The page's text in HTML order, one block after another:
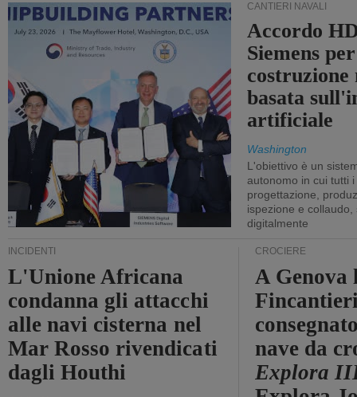
CANTIERI NAVALI
Accordo
Siemens
costruzione
basata
artificiale
Washington
L'obiettivo è un
autonomo in cui tutti
progettazione,
ispezione e collaudo,
digitalmente
INCIDENTI
L'Unione Africana
condanna gli attacchi
alle navi cisterna nel
Mar Rosso rivendicati
dagli Houthi
CROCIERE
A Genova
nave da
Explora